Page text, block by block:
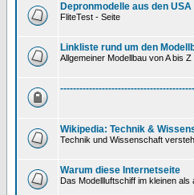
Depronmodelle aus den USA
FliteTest - Seite
Linkliste rund um den
Allgemeiner Modellbau von A bis Z ..
Wikipedia: Technik &
Technik und Wissenschaft
Warum diese Internetseite
Das Modellluftschiff im kleinen